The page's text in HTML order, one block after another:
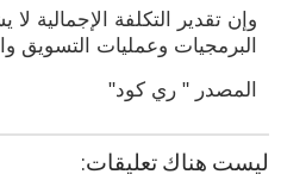
وإن تقدير التكلفة الإجمالية
البرمجيات وعمليات التسويق
المصدر " ري كود"
ليست هناك تعليقات: